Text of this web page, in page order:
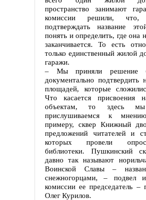
пространство занимают
комиссии решили,
подтверждать название
понять и определить, где она
заканчивается. То есть
только единственный жилой
гаражи.
– Мы приняли решение
документально подтвердить
площадей, которые
Что касается присвоения
объектам, то здесь мы
прислушиваемся к
примеру, сквер Книжный
предложений читателей и
которых провели
библиотеки. Пушкинский
давно так называют
Воинской Славы –
снежногорцами, – подвел
комиссии ее председатель –
Олег Курилов.